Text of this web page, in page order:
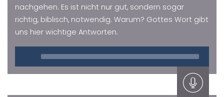
nachgehen. Es ist nicht nur gut, sondern sogar
richtig, biblisch, notwendig. Warum? Gottes Wort gibt
uns hier wichtige Antworten.
Player